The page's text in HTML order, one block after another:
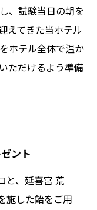
、試験当日の朝を
えてきた当ホテル
ホテル全体で温か
ただけるよう準備
ント
と、延喜宮 荒
施した飴をご用